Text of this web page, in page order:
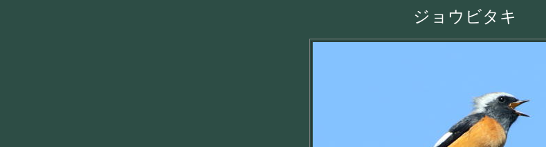
ジョウビタキ